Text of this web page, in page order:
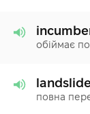
обіймає
повна